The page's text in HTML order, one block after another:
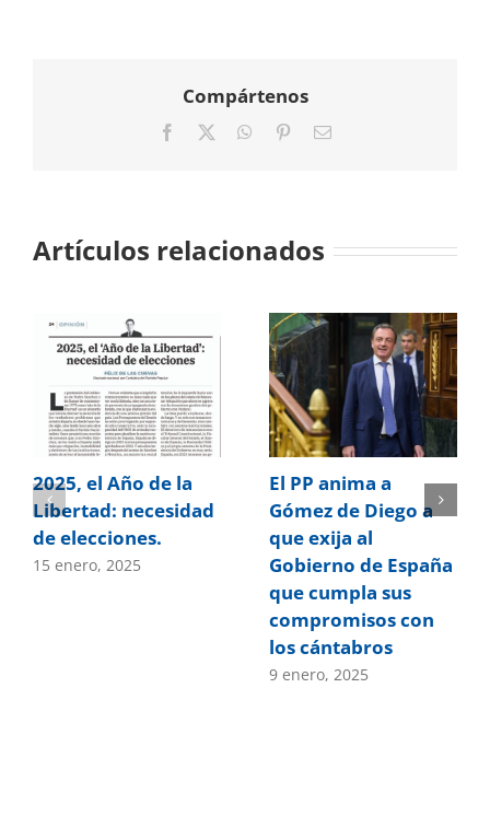
Compártenos
Facebook WhatsApp
PinterestCorreo
Artículos relacionados
2025, el Año de la
Libertad: necesidad
de elecciones.
15 enero, 2025
El PP anima a
Gómez de Diego a
que exija al
Gobierno de España
que cumpla sus
compromisos con
los cántabros
9 enero, 2025